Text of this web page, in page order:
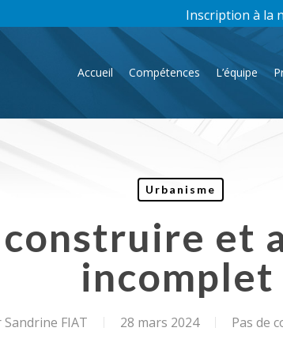
Accueil Compétences L’équipe
Inscription à la
Urbanisme
et
incomplet
Sandrine FIAT 28 mars 2024 Pas de